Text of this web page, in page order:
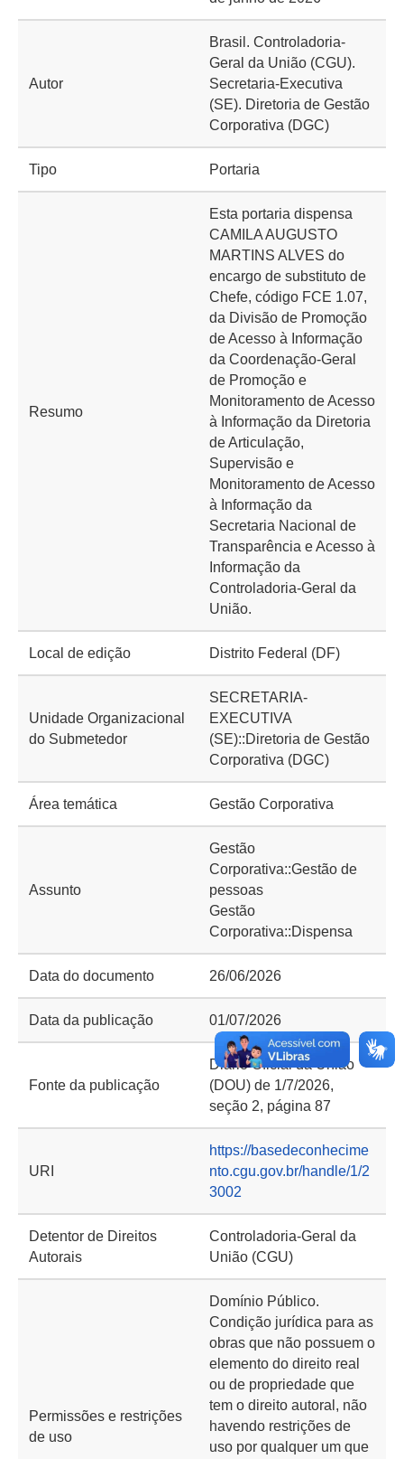
Autor
Brasil. Controladoria-
Geral da União (CGU).
Secretaria-Executiva
(SE). Diretoria de Gestão
Corporativa (DGC)
Tipo Portaria
Resumo
Esta portaria dispensa
CAMILA AUGUSTO
MARTINS ALVES do
encargo de substituto de
Chefe, código FCE 1.07,
da Divisão de Promoção
de Acesso à Informação
da Coordenação-Geral
de Promoção e
Monitoramento de Acesso
à Informação da Diretoria
de Articulação,
Supervisão e
Monitoramento de Acesso
à Informação da
Secretaria Nacional de
Transparência e Acesso à
Informação da
Controladoria-Geral da
União.
Local de edição Distrito Federal (DF)
Unidade Organizacional
do Submetedor
SECRETARIA-
EXECUTIVA
(SE)::Diretoria de Gestão
Corporativa (DGC)
Área temática Gestão Corporativa
Assunto
Gestão
Corporativa::Gestão de
pessoas
Gestão
Corporativa::Dispensa
Data do documento 26/06/2026
Data da publicação 01/07/2026
Fonte da publicação
Diário Oficial da União
(DOU) de 1/7/2026,
seção 2, página 87
URI
https://basedeconhecime
nto.cgu.gov.br/handle/1/2
3002
Detentor de Direitos
Autorais
Controladoria-Geral da
União (CGU)
Permissões e restrições
de uso
Domínio Público.
Condição jurídica para as
obras que não possuem o
elemento do direito real
ou de propriedade que
tem o direito autoral, não
havendo restrições de
uso por qualquer um que